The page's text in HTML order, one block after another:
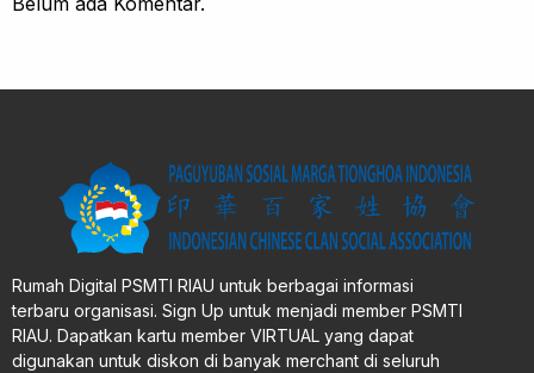
Rumah Digital PSMTI RIAU untuk berbagai informasi
terbaru organisasi. Sign Up untuk menjadi member PSMTI
RIAU. Dapatkan kartu member VIRTUAL yang dapat
digunakan untuk diskon di banyak merchant di seluruh